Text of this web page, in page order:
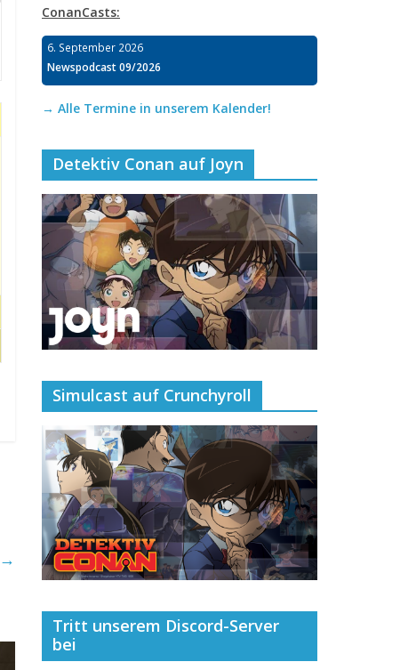
→
ConanCasts:
6. September 2026
Newspodcast 09/2026
→ Alle Termine in unserem Kalender!
Detektiv Conan auf Joyn
Simulcast auf Crunchyroll
Tritt unserem Discord-Server
bei